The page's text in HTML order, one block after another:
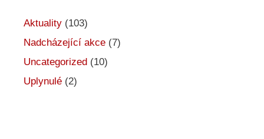
Aktuality (103)
Nadcházející akce (7)
Uncategorized (10)
Uplynulé (2)